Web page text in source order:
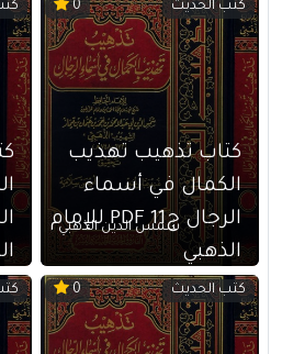
كتب الحديث 0
كتاب تذهيب تهذيب
الكمال في أسماء
الرجال ج11 PDF للإمام
الذهبي
شمس الدين الذهبي
كتب الحديث 0